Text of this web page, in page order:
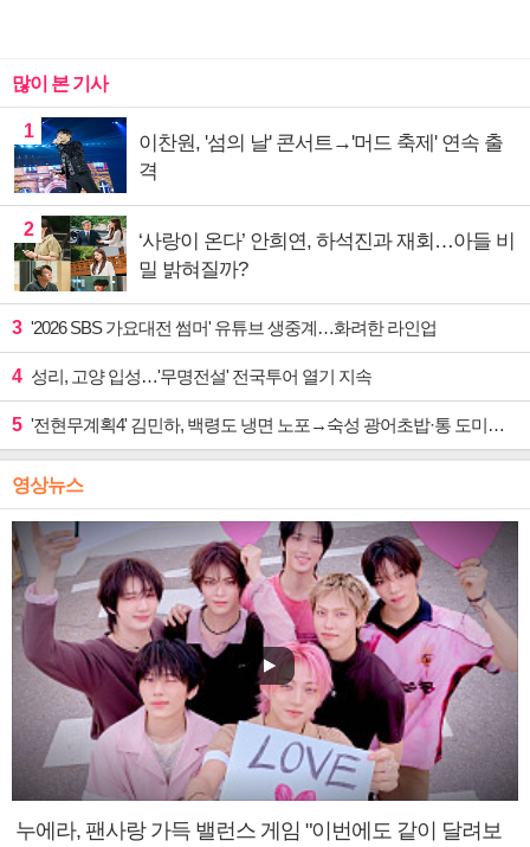
많이 본 기사
1
이찬원, '섬의 날' 콘서트→'머드 축제' 연속 출
격
2
‘사랑이 온다’ 안희연, 하석진과 재회…아들 비
밀 밝혀질까?
3 '2026 SBS 가요대전 썸머' 유튜브 생중계…화려한 라인업
4 성리, 고양 입성…'무명전설' 전국투어 열기 지속
5 '전현무계획4' 김민하, 백령도 냉면 노포→숙성 광어초밥·통 도미찜 맛집 탐방
영상뉴스
누에라, 팬사랑 가득 밸런스 게임 "이번에도 같이 달려보